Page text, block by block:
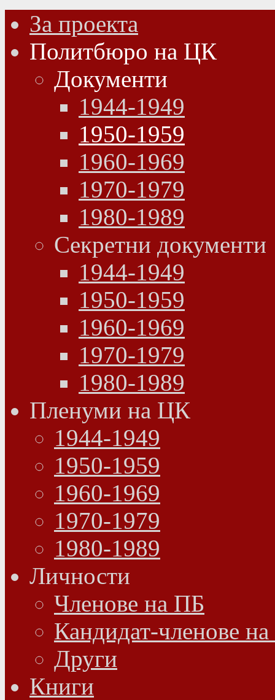
За проекта
Политбюро на ЦК
Документи
1944-1949
1950-1959
1960-1969
1970-1979
1980-1989
Секретни документи
1944-1949
1950-1959
1960-1969
1970-1979
1980-1989
Пленуми на ЦК
1944-1949
1950-1959
1960-1969
1970-1979
1980-1989
Личности
Членове на ПБ
Кандидат-членове
Други
Книги